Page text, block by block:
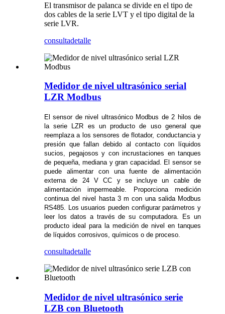
El transmisor de palanca se divide en el tipo de
dos cables de la serie LVT y el tipo digital de la
serie LVR.
consultadetalle
Medidor de nivel ultrasónico serial
LZR Modbus
El sensor de nivel ultrasónico Modbus de 2 hilos de
la serie LZR es un producto de uso general que
reemplaza a los sensores de flotador, conductancia y
presión que fallan debido al contacto con líquidos
sucios, pegajosos y con incrustaciones en tanques
de pequeña, mediana y gran capacidad. El sensor se
puede alimentar con una fuente de alimentación
externa de 24 V CC y se incluye un cable de
alimentación impermeable. Proporciona medición
continua del nivel hasta 3 m con una salida Modbus
RS485. Los usuarios pueden configurar parámetros y
leer los datos a través de su computadora. Es un
producto ideal para la medición de nivel en tanques
de líquidos corrosivos, químicos o de proceso.
consultadetalle
Medidor de nivel ultrasónico serie
LZB con Bluetooth